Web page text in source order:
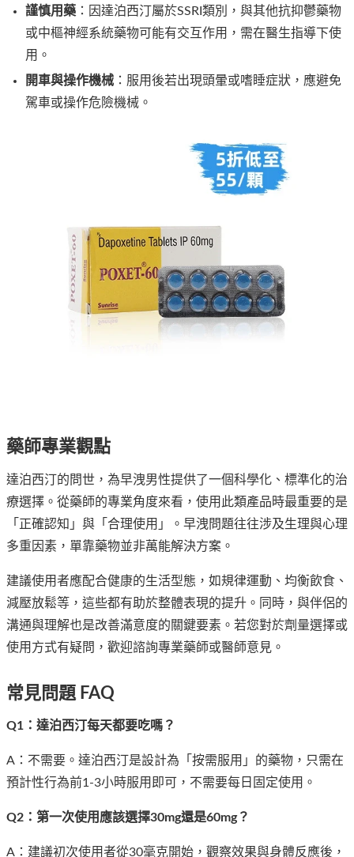
謹慎用藥 ：因達泊西汀屬於SSRI類別，與其他抗抑鬱藥物
或中樞神經系統藥物可能有交互作用，需在醫生指導下使
用。
開車與操作機械 ：服用後若出現頭暈或嗜睡症狀，應避免
駕車或操作危險機械。
藥師專業觀點
達泊西汀的問世，為早洩男性提供了一個科學化、標準化的治
療選擇。從藥師的專業角度來看，使用此類產品時最重要的是
「正確認知」與「合理使用」。早洩問題往往涉及生理與心理
多重因素，單靠藥物並非萬能解決方案。
建議使用者應配合健康的生活型態，如規律運動、均衡飲食、
減壓放鬆等，這些都有助於整體表現的提升。同時，與伴侶的
溝通與理解也是改善滿意度的關鍵要素。若您對於劑量選擇或
使用方式有疑問，歡迎諮詢專業藥師或醫師意見。
常見問題 FAQ
Q1：達泊西汀每天都要吃嗎？
A：不需要。達泊西汀是設計為「按需服用」的藥物，只需在
預計性行為前1-3小時服用即可，不需要每日固定使用。
Q2：第一次使用應該選擇30mg還是60mg？
A：建議初次使用者從30毫克開始，觀察效果與身體反應後，